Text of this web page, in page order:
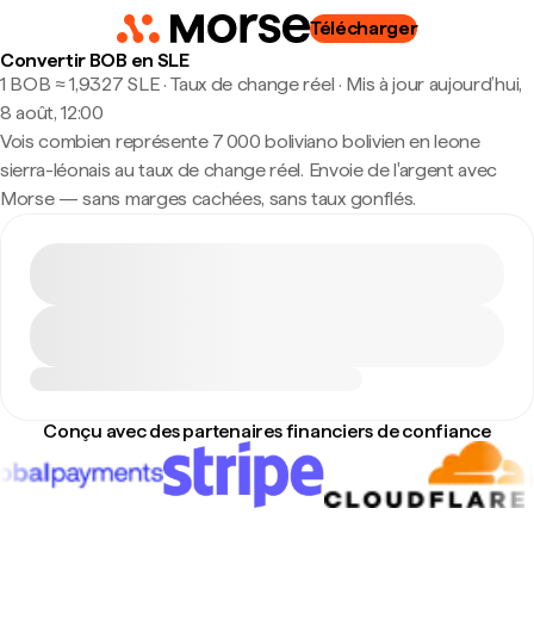
Télécharger
Convertir BOB en SLE
1 BOB ≈ 1,9327 SLE · Taux de change réel · Mis à jour aujourd’hui,
8 août, 12:00
Vois combien représente 7 000 boliviano bolivien en leone
sierra-léonais au taux de change réel. Envoie de l'argent avec
Morse — sans marges cachées, sans taux gonflés.
Conçu avec des partenaires financiers de confiance